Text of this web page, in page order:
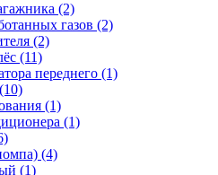
(2)
газов (2)
(2)
(11)
переднего (1)
(1)
(1)
(4)
(1)